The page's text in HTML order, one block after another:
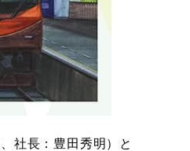
社長：豊田秀明）と